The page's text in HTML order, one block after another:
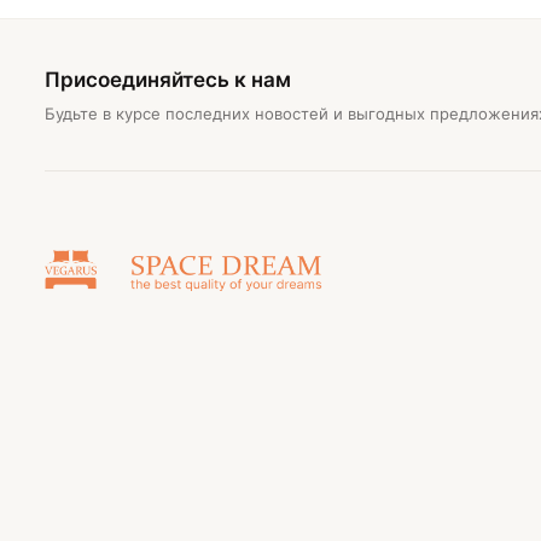
Присоединяйтесь к нам
Будьте в курсе последних новостей и выгодных